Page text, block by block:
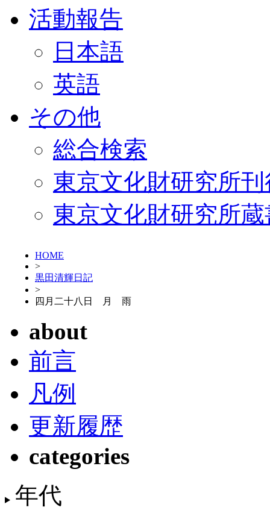
活動報告
日本語
英語
その他
総合検索
東京文化財研究所
東京文化財研究所
HOME
>
黒田清輝日記
>
四月二十八日 月 雨
about
前言
凡例
更新履歴
categories
年代